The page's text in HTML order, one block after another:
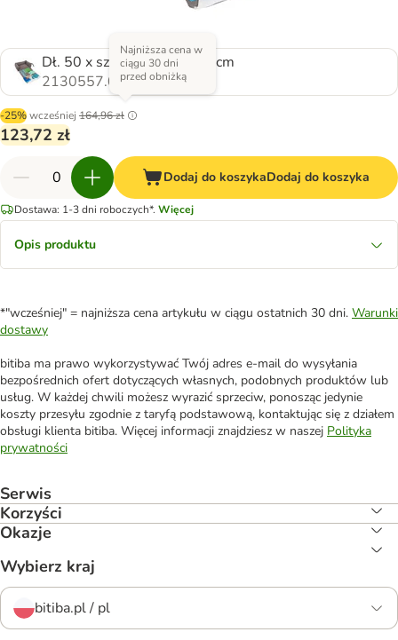
Dł. 50 x szer. 40 x wys. 17 cm
2130557.0
-25%wcześniej 164,96 zł
Najniższa cena w
ciągu 30 dni
przed obniżką
123,72 zł
Dodaj do koszykaDodaj do koszyka
Dostawa: 1-3 dni roboczych*. Więcej
Opis produktu
*"wcześniej" = najniższa cena artykułu w ciągu ostatnich 30 dni. Warunki
dostawy
bitiba ma prawo wykorzystywać Twój adres e-mail do wysyłania
bezpośrednich ofert dotyczących własnych, podobnych produktów lub
usług. W każdej chwili możesz wyrazić sprzeciw, ponosząc jedynie
koszty przesyłu zgodnie z taryfą podstawową, kontaktując się z działem
obsługi klienta bitiba. Więcej informacji znajdziesz w naszej Polityka
prywatności
Serwis
Korzyści
Okazje
Wybierz kraj
bitiba.pl / pl